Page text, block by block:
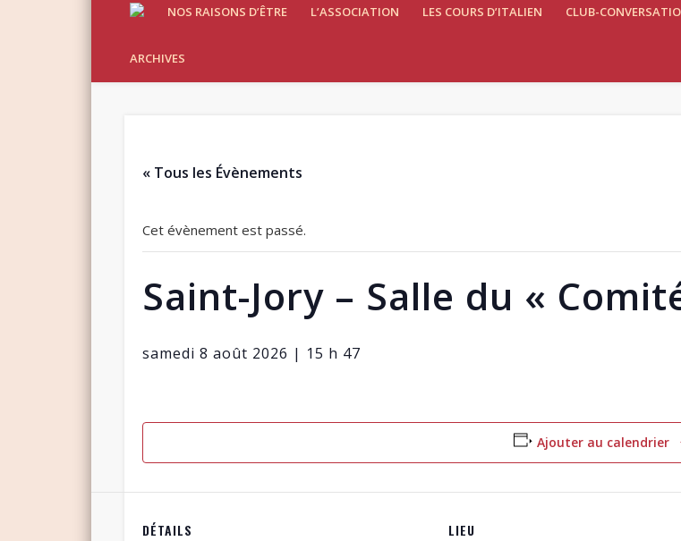
NOS RAISONS D’ÊTRE L’ASSOCIATION LES COURS D’ITALIEN CLUB-
ARCHIVES
« Tous les Évènements
Cet évènement est passé.
Saint-Jory – Salle du «
samedi 8 août 2026 | 15 h 47
Ajouter au calendrier
DÉTAILS LIEU